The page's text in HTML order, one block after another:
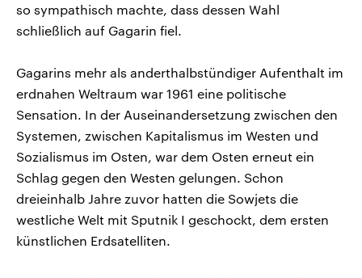
so sympathisch machte, dass dessen Wahl
schließlich auf Gagarin fiel.
Gagarins mehr als anderthalbstündiger Aufenthalt im
erdnahen Weltraum war 1961 eine politische
Sensation. In der Auseinandersetzung zwischen den
Systemen, zwischen Kapitalismus im Westen und
Sozialismus im Osten, war dem Osten erneut ein
Schlag gegen den Westen gelungen. Schon
dreieinhalb Jahre zuvor hatten die Sowjets die
westliche Welt mit Sputnik I geschockt, dem ersten
künstlichen Erdsatelliten.